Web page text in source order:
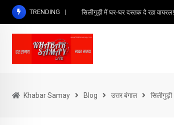
Skip
content
TRENDING सिलीगुड़ी में घर-घर दस्तक दे रहा वायरल!
Khabar Samay Blog उत्तर बंगाल सिलीगुड़ी